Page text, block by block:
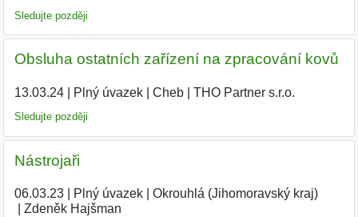
Sledujte později
Obsluha ostatních zařízení na zpracování kovů
13.03.24| Plný úvazek| Cheb| THO Partner s.r.o.
Sledujte později
Nástrojaři
06.03.23| Plný úvazek| Okrouhlá (Jihomoravský kraj)|
Zdeněk Hajšman